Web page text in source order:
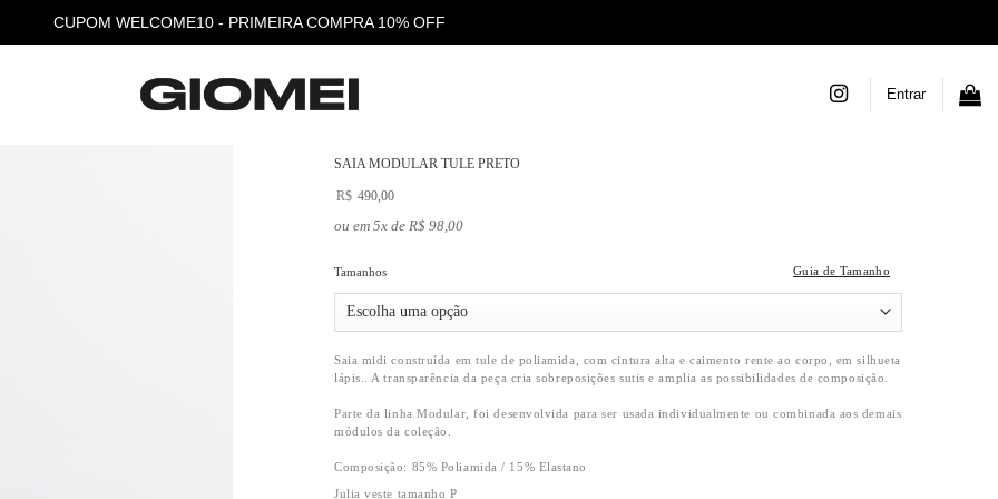
Frete grátis acima de R$ 700,00
Entrar
SAIA MODULAR TULE PRETO
R$ 490,00
ou em 5x de R$ 98,00
Tamanhos Guia de Tamanho
Saia midi construída em tule de poliamida, com cintura alta e caimento rente ao corpo, em silhueta
lápis.. A transparência da peça cria sobreposições sutis e amplia as possibilidades de composição.
Parte da linha Modular, foi desenvolvida para ser usada individualmente ou combinada aos demais
módulos da coleção.
Composição: 85% Poliamida / 15% Elastano
Julia veste tamanho P